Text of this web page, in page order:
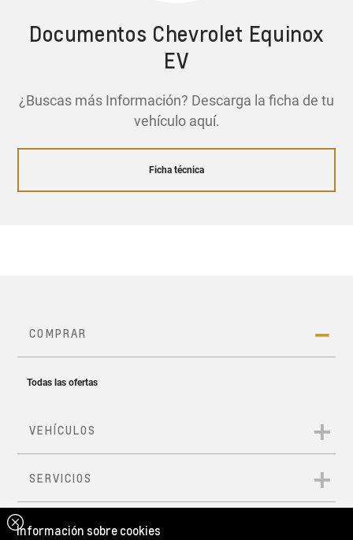
Documentos Chevrolet Equinox
EV
¿Buscas más Información? Descarga la ficha de tu
vehículo aquí.
Ficha técnica
Información sobre cookies